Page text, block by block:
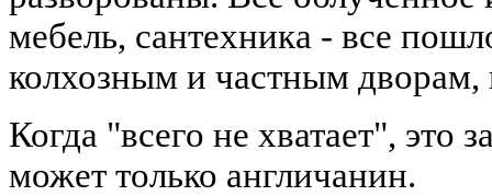
мебель, сантехника - все
колхозным и частным дворам,
Когда "всего не хватает", это
может только англичанин.